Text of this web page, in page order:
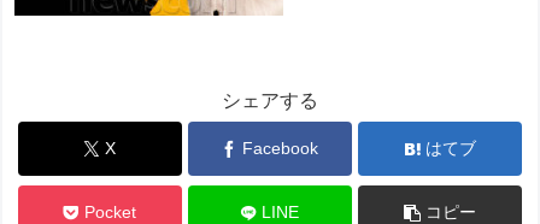
シェアする
X Facebook はてブ
Pocket LINE コピー